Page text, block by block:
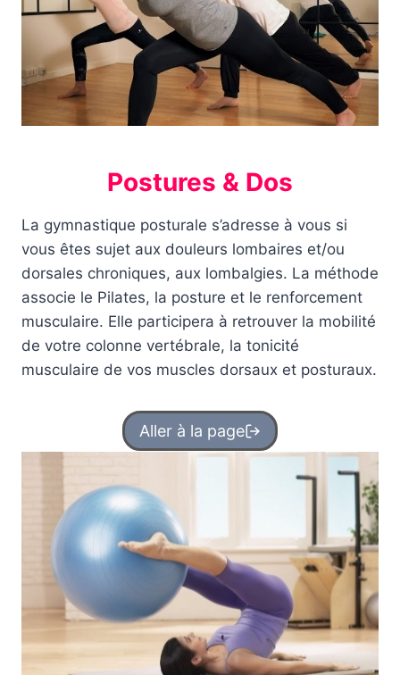
Postures & Dos
La gymnastique posturale s’adresse à vous si
vous êtes sujet aux douleurs lombaires et/ou
dorsales chroniques, aux lombalgies. La méthode
associe le Pilates, la posture et le renforcement
musculaire. Elle participera à retrouver la mobilité
de votre colonne vertébrale, la tonicité
musculaire de vos muscles dorsaux et posturaux.
Aller à la page